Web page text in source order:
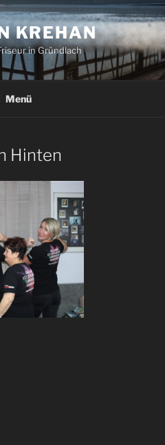
KREHAN
in Gründlach
Menü
Hinten